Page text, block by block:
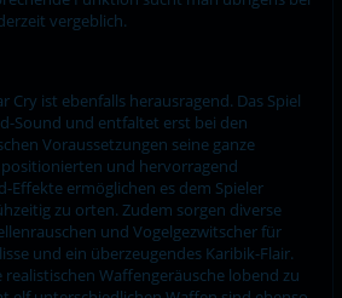
vergeblich.
Cry ist ebenfalls herausragend. Das Spiel
Sound und entfaltet erst bei den
Voraussetzungen seine ganze
und hervorragend
Effekte ermöglichen es dem Spieler
zu orten. Zudem sorgen diverse
und Vogelgezwitscher für
und ein überzeugendes Karibik-Flair.
realistischen Waffengeräusche lobend zu